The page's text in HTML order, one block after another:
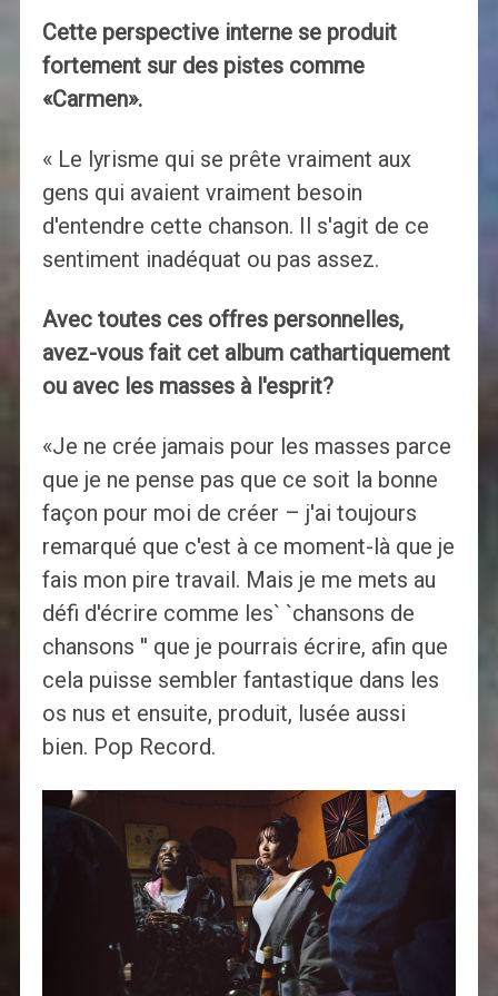
Cette perspective interne se produit
fortement sur des pistes comme
«Carmen».
« Le lyrisme qui se prête vraiment aux
gens qui avaient vraiment besoin
d'entendre cette chanson. Il s'agit de ce
sentiment inadéquat ou pas assez.
Avec toutes ces offres personnelles,
avez-vous fait cet album cathartiquement
ou avec les masses à l'esprit?
«Je ne crée jamais pour les masses parce
que je ne pense pas que ce soit la bonne
façon pour moi de créer – j'ai toujours
remarqué que c'est à ce moment-là que je
fais mon pire travail. Mais je me mets au
défi d'écrire comme les` `chansons de
chansons '' que je pourrais écrire, afin que
cela puisse sembler fantastique dans les
os nus et ensuite, produit, lusée aussi
bien. Pop Record.